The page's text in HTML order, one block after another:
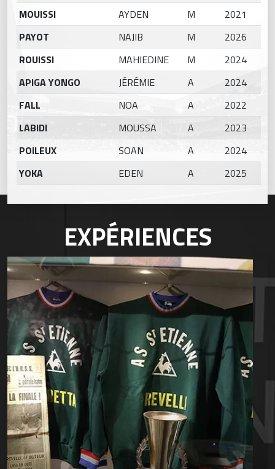
MOUISSI
AYDEN M
2021
PAYOT
NAJIB M
2026
ROUISSI
MAHIEDINE M
2024
APIGA YONGO
JÉRÉMIE A
2024
FALL
NOA A
2022
LABIDI
MOUSSA A
2023
POILEUX
SOAN A
2024
YOKA
EDEN A 2025
EXPÉRIENCES